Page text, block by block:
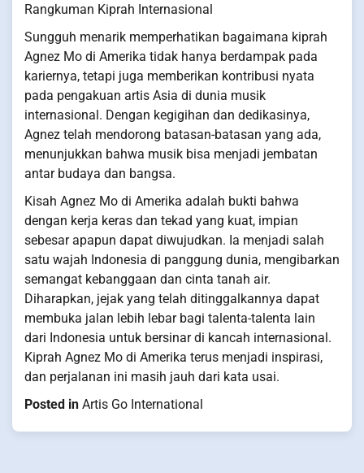
Rangkuman Kiprah Internasional
Sungguh menarik memperhatikan bagaimana kiprah
Agnez Mo di Amerika tidak hanya berdampak pada
kariernya, tetapi juga memberikan kontribusi nyata
pada pengakuan artis Asia di dunia musik
internasional. Dengan kegigihan dan dedikasinya,
Agnez telah mendorong batasan-batasan yang ada,
menunjukkan bahwa musik bisa menjadi jembatan
antar budaya dan bangsa.
Kisah Agnez Mo di Amerika adalah bukti bahwa
dengan kerja keras dan tekad yang kuat, impian
sebesar apapun dapat diwujudkan. Ia menjadi salah
satu wajah Indonesia di panggung dunia, mengibarkan
semangat kebanggaan dan cinta tanah air.
Diharapkan, jejak yang telah ditinggalkannya dapat
membuka jalan lebih lebar bagi talenta-talenta lain
dari Indonesia untuk bersinar di kancah internasional.
Kiprah Agnez Mo di Amerika terus menjadi inspirasi,
dan perjalanan ini masih jauh dari kata usai.
Posted in Artis Go International